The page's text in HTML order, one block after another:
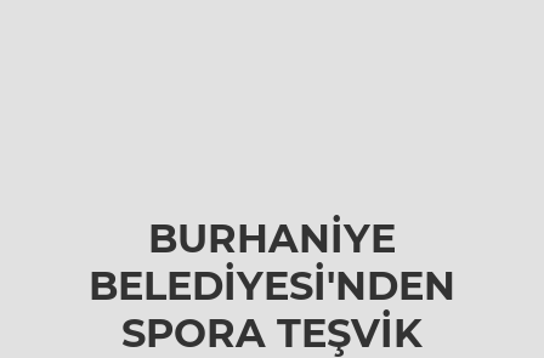
BURHANİYE
BELEDİYESİ'NDEN
SPORA TEŞVİK